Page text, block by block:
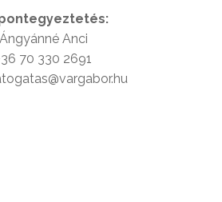
Ángyánné Anci
70 330 2691